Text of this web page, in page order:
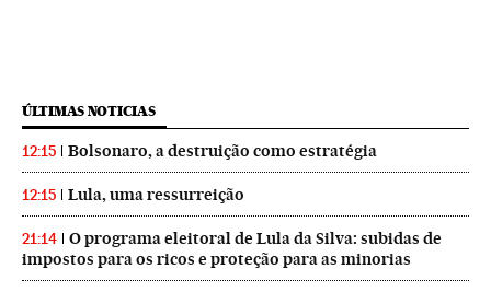
ÚLTIMAS NOTICIAS
12:15 Bolsonaro, a destruição como estratégia
12:15 Lula, uma ressurreição
21:14
O programa eleitoral de Lula da Silva: subidas de
impostos para os ricos e proteção para as minorias